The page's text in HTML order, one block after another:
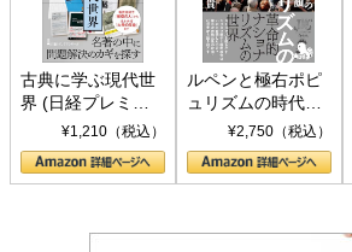
古典に学ぶ現代世
界 (日経プレミア
シリーズ)¥1,210（税込）
ルペンと極右ポピ
ュリズムの時代：
〈ヤヌス〉の二つ
の顔
¥2,750（税込）